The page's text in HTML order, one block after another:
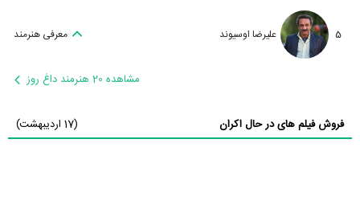
5 علیرضا اوسیوند معرفی هنرمند
مشاهده 20 هنرمند داغ روز
فروش فیلم های در حال اکران (17 اردیبهشت)